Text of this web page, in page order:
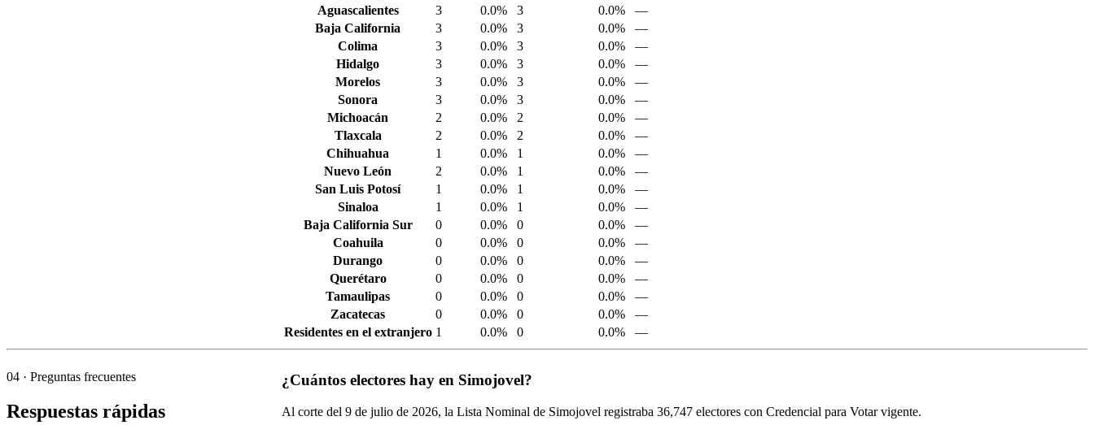
Aguascalientes
3 0.0% 3 0.0%
—
Baja California
3 0.0% 3 0.0%
—
Colima
3 0.0% 3 0.0%
—
Hidalgo
3 0.0% 3 0.0%
—
Morelos
3 0.0% 3 0.0%
—
Sonora
3 0.0% 3 0.0%
—
Michoacán
2 0.0% 2 0.0%
—
Tlaxcala
2 0.0% 2 0.0%
—
Chihuahua
1 0.0% 1 0.0%
—
Nuevo León
2 0.0% 1 0.0%
—
San Luis Potosí
1 0.0% 1 0.0%
—
Sinaloa
1 0.0% 1 0.0%
—
Baja California Sur
0 0.0% 0 0.0%
—
Coahuila
0 0.0% 0 0.0%
—
Durango
0 0.0% 0 0.0%
—
Querétaro
0 0.0% 0 0.0%
—
Tamaulipas
0 0.0% 0 0.0%
—
Zacatecas
0 0.0% 0 0.0%
—
Residentes en el extranjero 1 0.0% 0 0.0% —
04 · Preguntas frecuentes
Respuestas rápidas
¿Cuántos electores hay en Simojovel?
Al corte del 9de julio de 2026, la Lista Nominal de Simojovel registraba 36,747electores con Credencial para Votar vigente.